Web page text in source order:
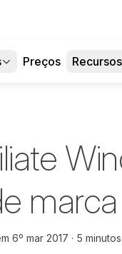
Preços Recursos
6º mar 2017 5